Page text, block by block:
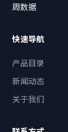
周数据
快速导航
产品目录
新闻动态
关于我们